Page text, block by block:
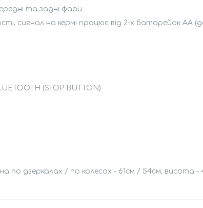
та задні фари
сигнал на кермі працює від 2-х батарейок АА
(STOP BUTTON)
по дзеркалах / по колесах - 61см / 54см, висота -